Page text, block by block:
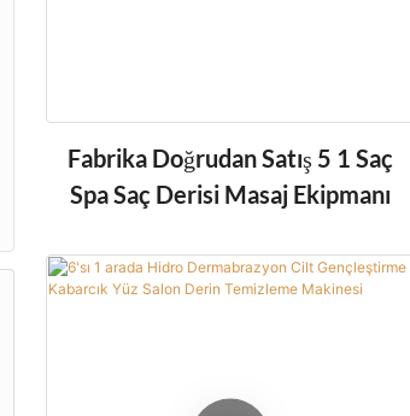
Fabrika Doğrudan Satış 5 1 Saç
Spa Saç Derisi Masaj Ekipmanı